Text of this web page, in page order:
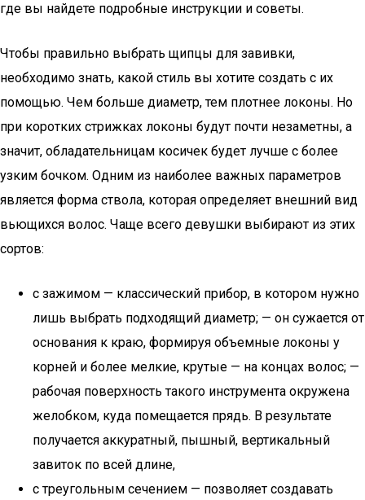
где вы найдете подробные инструкции и советы.
Чтобы правильно выбрать щипцы для завивки,
необходимо знать, какой стиль вы хотите создать с их
помощью. Чем больше диаметр, тем плотнее локоны. Но
при коротких стрижках локоны будут почти незаметны, а
значит, обладательницам косичек будет лучше с более
узким бочком. Одним из наиболее важных параметров
является форма ствола, которая определяет внешний вид
вьющихся волос. Чаще всего девушки выбирают из этих
сортов:
с зажимом — классический прибор, в котором нужно
лишь выбрать подходящий диаметр; — он сужается от
основания к краю, формируя объемные локоны у
корней и более мелкие, крутые — на концах волос; —
рабочая поверхность такого инструмента окружена
желобком, куда помещается прядь. В результате
получается аккуратный, пышный, вертикальный
завиток по всей длине,
с треугольным сечением — позволяет создавать